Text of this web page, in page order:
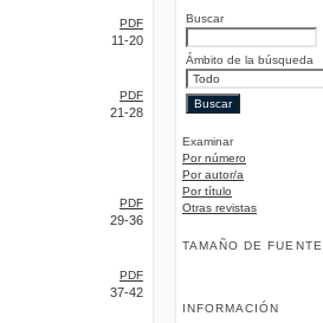
Buscar
Ámbito de la búsqueda
Examinar
Por número
Por autor/a
Por título
Otras revistas
TAMAÑO DE FUENTE
INFORMACIÓN
PDF
11-20
PDF
21-28
PDF
29-36
PDF
37-42